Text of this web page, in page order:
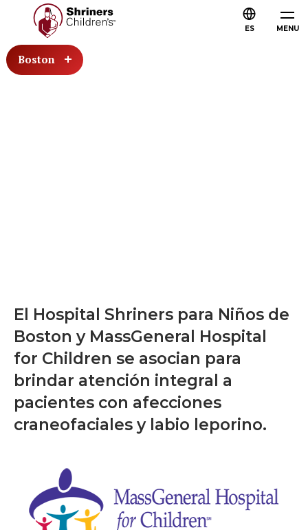
MENU
ES
Boston
El Hospital Shriners para Niños de
Boston y MassGeneral Hospital
for Children se asocian para
brindar atención integral a
pacientes con afecciones
craneofaciales y labio leporino.